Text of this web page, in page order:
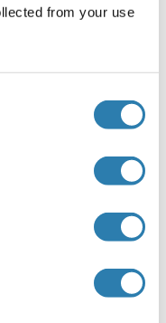
from your use
Containing 5):
Containing 4):
Containing 2):